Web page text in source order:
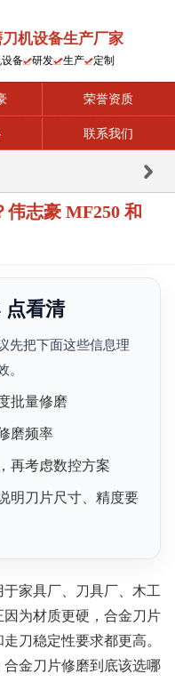
刀机设备生产厂家
设备 研发 生产 定制
荣誉资质
联系我们
志豪 MF250 和
点看清
先把下面这些信息理
。
批量修磨
磨频率
再考虑数控方案
明刀片尺寸、精度要
家具厂、刀具厂、木工
为材质更硬，合金刀片
刀稳定性要求都更高。
金刀片修磨到底该选哪